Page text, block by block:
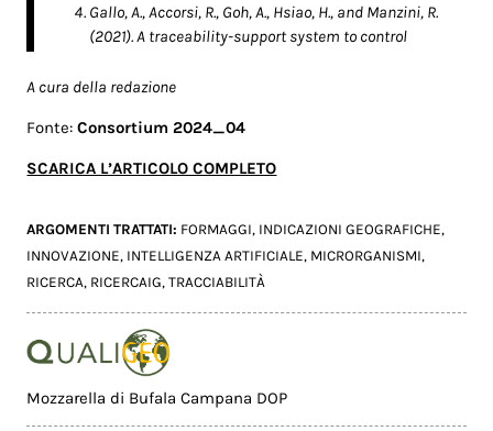
Gallo, A., Accorsi, R., Goh, A., Hsiao, H., and Manzini, R.
(2021). A traceability-support system to control
A cura della redazione
Fonte:Consortium 2024_04
SCARICA L’ARTICOLO COMPLETO
ARGOMENTI TRATTATI: FORMAGGI, INDICAZIONI GEOGRAFICHE,
INNOVAZIONE, INTELLIGENZA ARTIFICIALE, MICRORGANISMI,
RICERCA, RICERCAIG,TRACCIABILITÀ
Mozzarella di Bufala Campana DOP